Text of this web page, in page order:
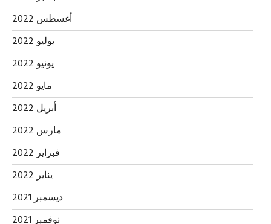
أغسطس 2022
يوليو 2022
يونيو 2022
مايو 2022
أبريل 2022
مارس 2022
فبراير 2022
يناير 2022
ديسمبر 2021
نوفمبر 2021